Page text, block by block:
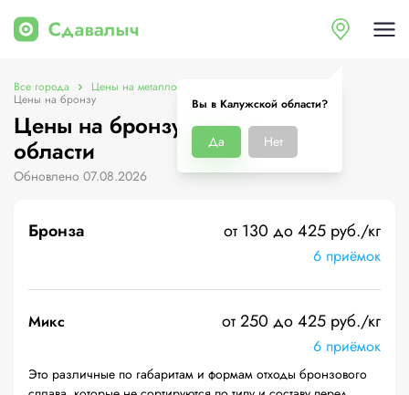
Вы в Калужской области?
Да Нет
Все города Цены на металлолом в Калужской области
Цены на бронзу
Цены на бронзу в Калужской
области
Обновлено 07.08.2026
Бронза от 130 до 425 руб./кг
6 приёмок
Микс от 250 до 425 руб./кг
6 приёмок
Это различные по габаритам и формам отходы бронзового